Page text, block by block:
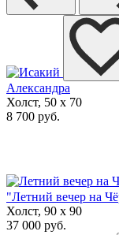
Александра
Холст, 50 x 70
8 700 руб.
"Летний вечер на
Холст, 90 x 90
37 000 руб.